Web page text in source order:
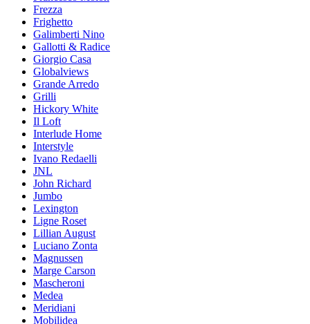
Frezza
Frighetto
Galimberti Nino
Gallotti & Radice
Giorgio Casa
Globalviews
Grande Arredo
Grilli
Hickory White
Il Loft
Interlude Home
Interstyle
Ivano Redaelli
JNL
John Richard
Jumbo
Lexington
Ligne Roset
Lillian August
Luciano Zonta
Magnussen
Marge Carson
Mascheroni
Medea
Meridiani
Mobilidea